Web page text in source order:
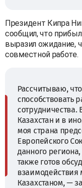
Президент Кипра
сообщил, что
выразил ожидание,
совместной работе.
Рассчитываю,
способствовать
Казахстан и в
моя страна
Европейского
данного
также готов
Казахстаном, —